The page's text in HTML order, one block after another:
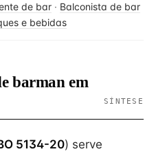
de bar · Balconista de bar
e bebidas
barman em
SÍNTESE
5134-20) serve